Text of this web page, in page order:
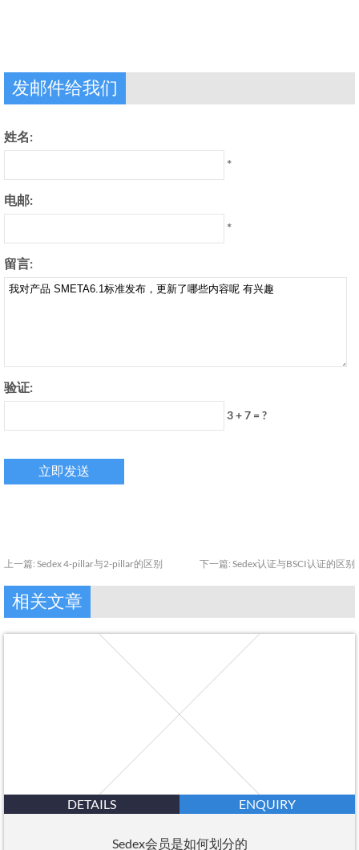
发邮件给我们
姓名:
*
电邮:
*
留言:
验证:
3 + 7 = ?
上一篇: Sedex 4-pillar与2-pillar的区别 下一篇: Sedex认证与BSCI认证的区别
相关文章
DETAILS ENQUIRY
Sedex会员是如何划分的